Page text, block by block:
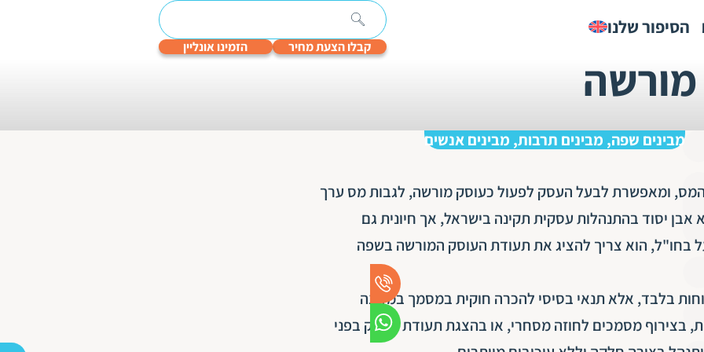
תרגום
תרגום
תרגום
הגירה
ופרסומי
והנדסי
קלדנות
תמלול
ותוכן
תמלול
סגמנטים
הנגשת
דיגיטליים
הסיפור שלנו
תקנים וחברויות
הצוות
מגזין חבר
קבלו הצעת מחיר הזמינו אונליין
מבינים שפה, מבינים תרבות, מבינים אנשים
ומאפשרת לבעל העסק לפעול כעוסק מורשה, לגבות מס ערך
יסוד בהתנהלות עסקית תקינה בישראל, אך חיונית גם
בחו"ל, הוא צריך להציג את תעודת העוסק המורשה בשפה
בלבד, אלא תנאי בסיסי להכרה חוקית במסמך במדינה
מסמכים לחוזה מסחרי, או בהצגת תעודת העסק בפני